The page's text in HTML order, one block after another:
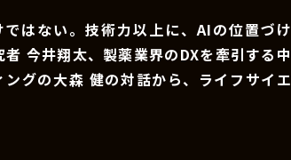
はない。技術力以上に、AIの位置づけ
今井翔太、製薬業界のDXを牽引する中
グの大森 健の対話から、ライフサイエ